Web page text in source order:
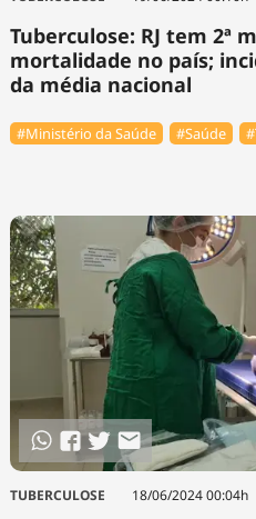
Tuberculose: RJ tem 2ª
mortalidade no país;
da média nacional
#Ministério da Saúde #Saúde
TUBERCULOSE 18/06/2024 00:04h